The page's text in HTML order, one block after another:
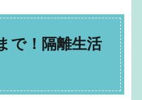
で！隔離生活